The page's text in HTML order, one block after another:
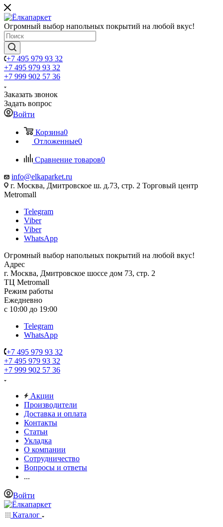
Огромный выбор напольных покрытий на любой вкус!
+7 495 979 93 32
+7 495 979 93 32
+7 999 902 57 36
Заказать звонок
Задать вопрос
Войти
Корзина0
Отложенные0
Сравнение товаров0
info@elkaparket.ru
г. Москва, Дмитровское ш. д.73, стр. 2 Торговый центр
Metromall
Telegram
Viber
Viber
WhatsApp
Огромный выбор напольных покрытий на любой вкус!
Адрес
г. Москва, Дмитровское шоссе дом 73, стр. 2
ТЦ Metromall
Режим работы
Ежедневно
с 10:00 до 19:00
Telegram
WhatsApp
+7 495 979 93 32
+7 495 979 93 32
+7 999 902 57 36
Акции
Производители
Доставка и оплата
Контакты
Статьи
Укладка
О компании
Сотрудничество
Вопросы и ответы
...
Войти
Каталог